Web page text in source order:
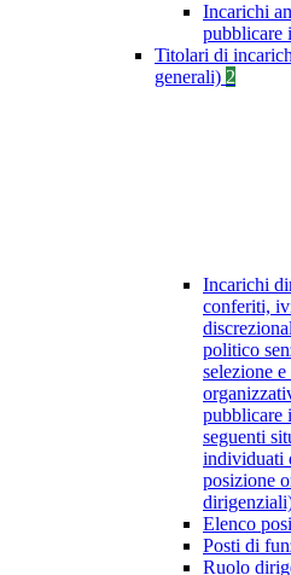
Incarichi
pubblicare
Titolari di
generali) 2
Incarichi
conferiti,
politico
selezione
pubblicare
seguenti
individuati
posizione
Elenco
Posti di
Ruolo